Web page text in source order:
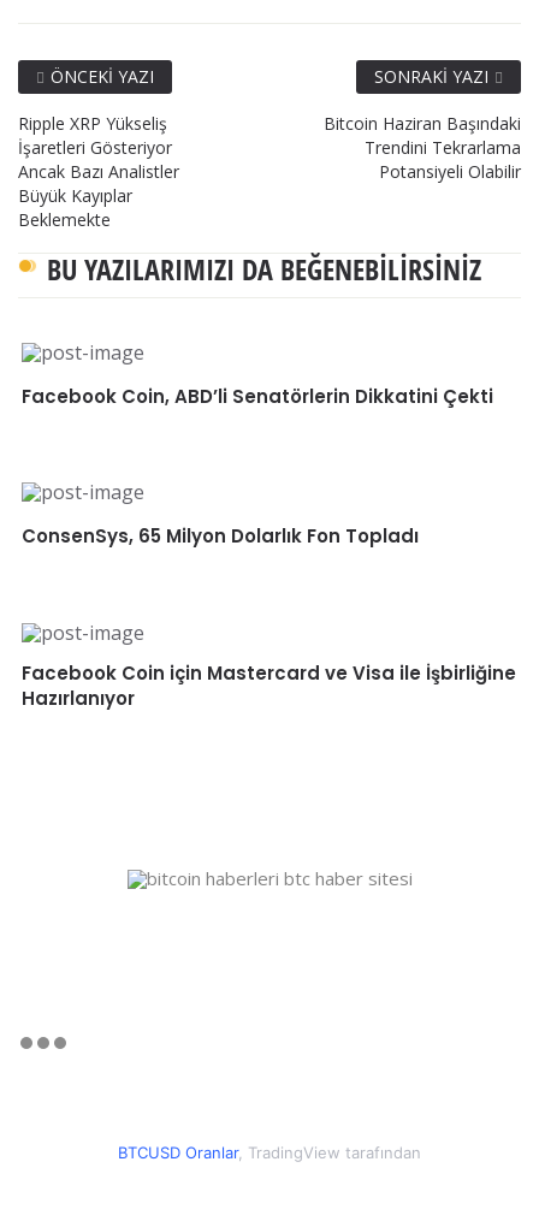
ÖNCEKI YAZI
Ripple XRP Yükseliş
İşaretleri Gösteriyor
Ancak Bazı Analistler
Büyük Kayıplar
Beklemekte
SONRAKI YAZI
Bitcoin Haziran Başındaki
Trendini Tekrarlama
Potansiyeli Olabilir
BU YAZILARIMIZI DA BEĞENEBILIRSINIZ
Facebook Coin, ABD’li Senatörlerin Dikkatini Çekti
ConsenSys, 65 Milyon Dolarlık Fon Topladı
Facebook Coin için Mastercard ve Visa ile İşbirliğine
Hazırlanıyor
BTCUSD Oranlar, TradingView tarafından